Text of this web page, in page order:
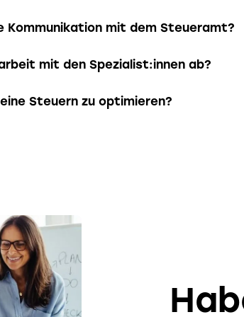
und sind schweizweit für Sie da. Unsere
Kommunikation mit dem Steueramt?
Prime Paketen vertreten wir Sie
sorgenlos abgeben. Nach Erhalt
mit den Spezialist:innen ab?
Paketen vertreten wir Sie
Rückfrage. Nach Erhalt des
Steuern zu optimieren?